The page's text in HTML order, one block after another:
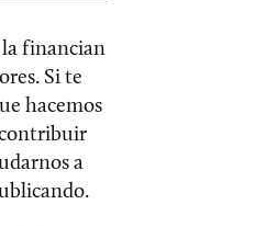
la financian
Si te
hacemos
a